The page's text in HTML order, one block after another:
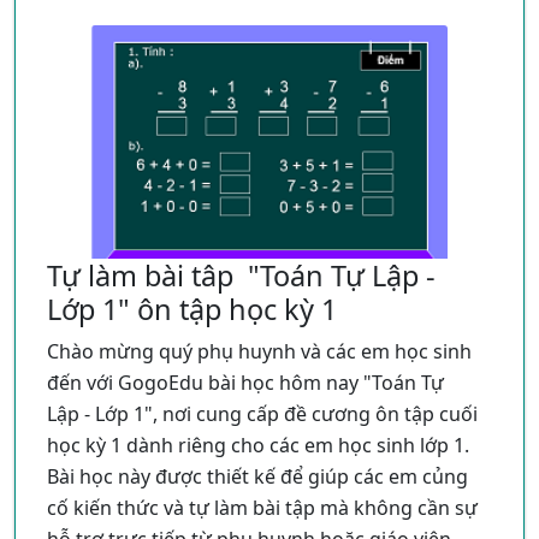
9 __ 2+5
Hướng dẫn:
Kéo thả dấu thích hợp vào ô trống
Các phép toán được tạo ngẫu nhiên nhỏ
hơn 10
Giải bài:
4>3 — Vì 4 lớn hơn 3.
5+2=7 __ 8−1=7; 5+2=7__8−1=7 — Vì cả hai
phía bằng nhau, nên điền dấu =.
6=6 — Vì cả hai số bằng nhau.
7−4=3 Vì cả hai phía bằng nhau, nên điền
dấu =.
9>2+5=7 9>2+5=7 — Vì 9 lớn hơn 7.
Tự làm bài tâp "Toán Tự Lập -
Lớp 1" ôn tập học kỳ 1
Chào mừng quý phụ huynh và các em học sinh
đến với GogoEdu bài học hôm nay "Toán Tự
Lập - Lớp 1", nơi cung cấp đề cương ôn tập cuối
học kỳ 1 dành riêng cho các em học sinh lớp 1.
Bài học này được thiết kế để giúp các em củng
cố kiến thức và tự làm bài tập mà không cần sự